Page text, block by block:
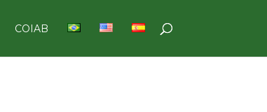
COIAB